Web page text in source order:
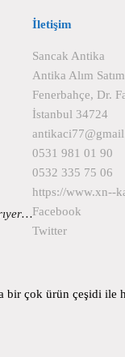
İletişim
Sancak Antika
Antika Alım Satım
Fenerbahçe, Dr.
İstanbul 34724
0531 981 01 90
0532 335 75 06
https://www.xn--
Facebook
Twitter
bir çok ürün çeşidi ile